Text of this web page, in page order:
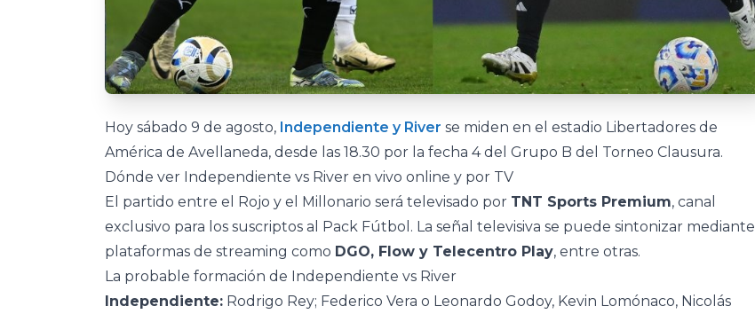
Hoy sábado 9 de agosto, Independiente y River se miden en el estadio Libertadores de
América de Avellaneda, desde las 18.30 por la fecha 4 del Grupo B del Torneo Clausura.
Dónde ver Independiente vs River en vivo online y por TV
El partido entre el Rojo y el Millonario será televisado por TNT Sports Premium, canal
exclusivo para los suscriptos al Pack Fútbol. La señal televisiva se puede sintonizar mediante
plataformas de streaming como DGO, Flow y Telecentro Play, entre otras.
La probable formación de Independiente vs River
Independiente: Rodrigo Rey; Federico Vera o Leonardo Godoy, Kevin Lomónaco, Nicolás